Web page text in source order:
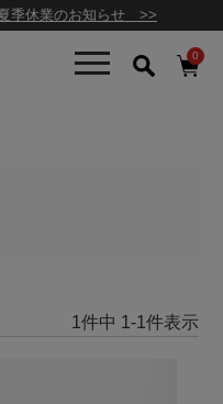
夏季休業のお知らせ >>
0
1 件中 1 -1 件表示